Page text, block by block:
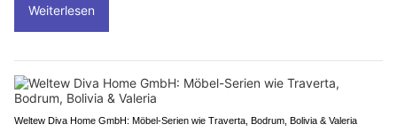
Weiterlesen
Weltew Diva Home GmbH: Möbel-Serien wie Traverta, Bodrum, Bolivia & Valeria